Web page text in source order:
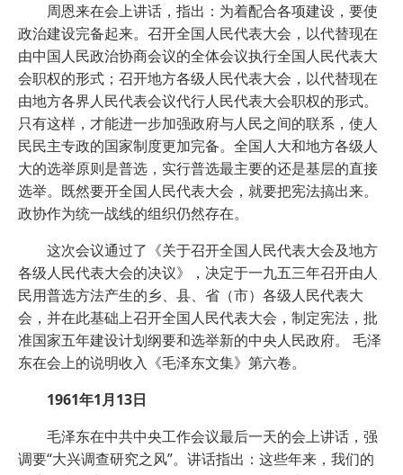
周恩来在会上讲话，指出：为着配合各项建设，要使
政治建设完备起来。召开全国人民代表大会，以代替现在
由中国人民政治协商会议的全体会议执行全国人民代表大
会职权的形式；召开地方各级人民代表大会，以代替现在
由地方各界人民代表会议代行人民代表大会职权的形式。
只有这样，才能进一步加强政府与人民之间的联系，使人
民民主专政的国家制度更加完备。全国人大和地方各级人
大的选举原则是普选，实行普选最主要的还是基层的直接
选举。既然要开全国人民代表大会，就要把宪法搞出来。
政协作为统一战线的组织仍然存在。
这次会议通过了《关于召开全国人民代表大会及地方
各级人民代表大会的决议》，决定于一九五三年召开由人
民用普选方法产生的乡、县、省（市）各级人民代表大
会，并在此基础上召开全国人民代表大会，制定宪法，批
准国家五年建设计划纲要和选举新的中央人民政府。 毛泽
东在会上的说明收入《毛泽东文集》第六卷。
1961年1月13日
毛泽东在中共中央工作会议最后一天的会上讲话，强
调要“大兴调查研究之风”。讲话指出：这些年来，我们的